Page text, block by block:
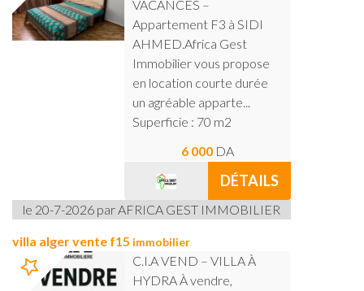
VACANCES –
Appartement F3 à SIDI
AHMED.Africa Gest
Immobilier vous propose
en location courte durée
un agréable apparte...
Superficie : 70 m2
6 000 DA
DÉTAILS
le 20-7-2026 par AFRICA GEST IMMOBILIER
villa alger vente f15 immobilier
C.I.A VEND – VILLA À
HYDRA À vendre,